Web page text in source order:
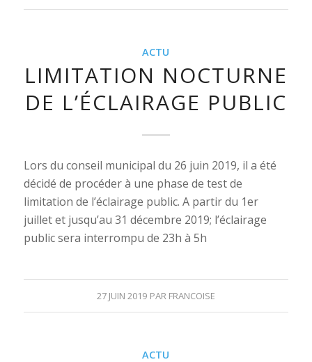
ACTU
LIMITATION NOCTURNE
DE L’ÉCLAIRAGE PUBLIC
Lors du conseil municipal du 26 juin 2019, il a été
décidé de procéder à une phase de test de
limitation de l’éclairage public. A partir du 1er
juillet et jusqu’au 31 décembre 2019; l’éclairage
public sera interrompu de 23h à 5h
27 JUIN 2019 PAR FRANCOISE
ACTU